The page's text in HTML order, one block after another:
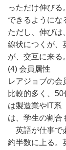
っただけ伸びる
できるようにな
ただし、伸びは
線状につくが、
が、交互に来る。
(4) 会員属性
レアジョブの会
比較的多く、
は製造業やIT系
は、学生の割合
英語が仕事で
約半数に上る。